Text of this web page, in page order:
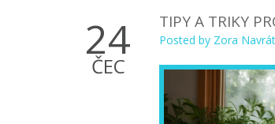
24
ČEC
TIPY A TRIKY
Posted by Zora